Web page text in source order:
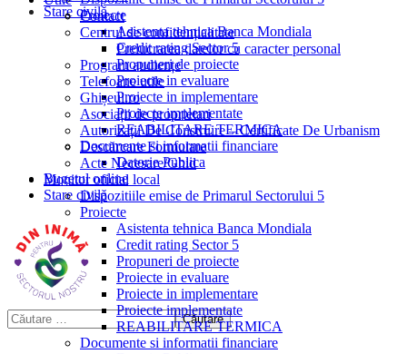
Stare civilă
Proiecte
Asistenta tehnica Banca Mondiala
Credit rating Sector 5
Propuneri de proiecte
Proiecte in evaluare
Proiecte in implementare
Proiecte implementate
REABILITARE TERMICA
Documente si informatii financiare
Datorie Publica
Bugetul online
Stare civilă
Contact
Centrul de confidențialitate
Prelucrarea datelor cu caracter personal
Program audiențe
Telefoane utile
Ghișeul.ro
Asociații de proprietari
Autorizații De Construire – Certificate De Urbanism
Descărcare Formulare
Acte Necesare/Ghid
Monitor oficial local
Dispozitiile emise de Primarul Sectorului 5
Proiecte
Asistenta tehnica Banca Mondiala
Credit rating Sector 5
Propuneri de proiecte
Proiecte in evaluare
Proiecte in implementare
Proiecte implementate
REABILITARE TERMICA
Documente si informatii financiare